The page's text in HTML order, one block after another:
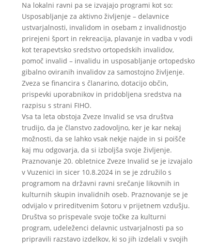
Na lokalni ravni pa se izvajajo programi kot so:
Usposabljanje za aktivno življenje – delavnice
ustvarjalnosti, invalidom in osebam z invalidnostjo
prirejeni šport in rekreacija, plavanje in vadba v vodi
kot terapevtsko sredstvo ortopedskih invalidov,
pomoč invalid – invalidu in usposabljanje ortopedsko
gibalno oviranih invalidov za samostojno življenje.
Zveza se financira s članarino, dotacijo občin,
prispevki uporabnikov in pridobljena sredstva na
razpisu s strani FIHO.
Vsa ta leta obstoja Zveze Invalid se vsa društva
trudijo, da je članstvo zadovoljno, ker je kar nekaj
možnosti, da se lahko vsak nekje najde in si poišče
kaj mu odgovarja, da si izboljša svoje življenje.
Praznovanje 20. obletnice Zveze Invalid se je izvajalo
v Vuzenici in sicer 10.8.2024 in se je združilo s
programom na državni ravni srečanje likovnih in
kulturnih skupin invalidnih oseb. Praznovanje se je
odvijalo v prireditvenim šotoru v prijetnem vzdušju.
Društva so prispevale svoje točke za kulturni
program, udeleženci delavnic ustvarjalnosti pa so
pripravili razstavo izdelkov, ki so jih izdelali v svojih